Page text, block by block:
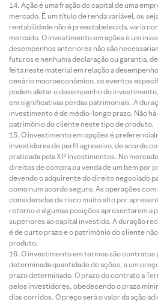
Ação é uma fração do capital de uma
mercado. É um título de renda variável, ou
rentabilidade não é preestabelecida, varia
mercado. O investimento em ações é um
desempenhos anteriores não são
futuros e nenhuma declaração ou garantia,
feita neste material em relação a
cenário macroeconômico, os eventos
podem afetar o desempenho do
em significativas perdas patrimoniais. A
investimento é de médio-longo prazo. Não
patrimônio do cliente neste tipo de produto.
O investimento em opções é
investidores de perfil agressivo, de acordo
praticada pela XP Investimentos. No
direitos de compra ou venda de um bem por
devendo o adquirente do direito negociado
como num acordo seguro. As operações
consideradas de risco muito alto por
retorno e algumas posições apresentarem a
superiores ao capital investido. A duração
é de curto prazo e o patrimônio do cliente
produto.
O investimento em termos são contratos
determinada quantidade de ações, a um
prazo determinado. O prazo do contrato a
pelos investidores, obedecendo o prazo
dias corridos. O preço será o valor da ação